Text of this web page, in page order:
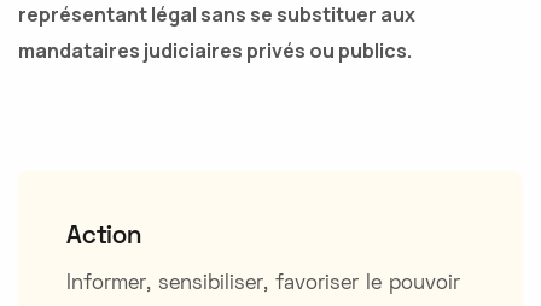
représentant légal sans se substituer aux
mandataires judiciaires privés ou publics.
Action
Informer, sensibiliser, favoriser le pouvoir